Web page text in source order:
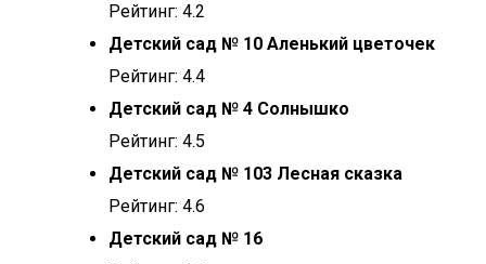
Рейтинг: 4.2
Детский сад № 10 Аленький цветочек
Рейтинг: 4.4
Детский сад № 4 Солнышко
Рейтинг: 4.5
Детский сад № 103 Лесная сказка
Рейтинг: 4.6
Детский сад № 16